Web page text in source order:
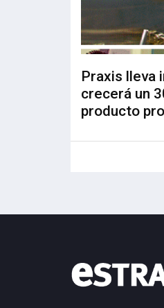
Praxis lleva
crecerá un
producto